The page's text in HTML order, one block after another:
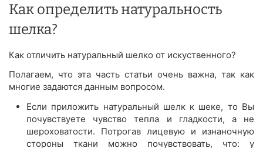
Как определить натуральность
шелка?
Как отличить натуральный шелко от искуственного?
Полагаем, что эта часть статьи очень важна, так как
многие задаются данным вопросом.
Если приложить натуральный шелк к шеке, то Вы
почувствуете чувство тепла и гладкости, а не
шероховатости. Потрогав лицевую и изнаночную
стороны ткани можно почувствовать, что: у